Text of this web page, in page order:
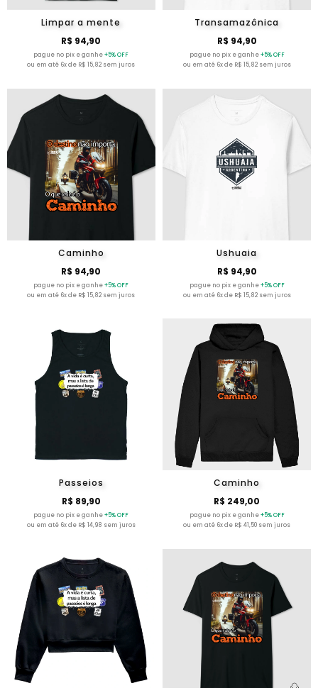
Limpar a mente
R$ 94,90
pague no pix e ganhe+5% OFF
ou em até 6x de R$ 15,82 sem juros
Transamazônica
R$ 94,90
pague no pix e ganhe+5% OFF
ou em até 6x de R$ 15,82 sem juros
Caminho
R$ 94,90
pague no pix e ganhe+5% OFF
ou em até 6x de R$ 15,82 sem juros
Ushuaia
R$ 94,90
pague no pix e ganhe+5% OFF
ou em até 6x de R$ 15,82 sem juros
Passeios
R$ 89,90
pague no pix e ganhe+5% OFF
ou em até 6x de R$ 14,98 sem juros
Caminho
R$ 249,00
pague no pix e ganhe+5% OFF
ou em até 6x de R$ 41,50 sem juros